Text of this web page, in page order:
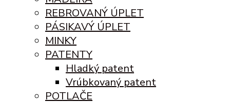
REBROVANÝ ÚPLET
PÁSIKAVÝ ÚPLET
MINKY
PATENTY
Hladký patent
Vrúbkovaný patent
POTLAČE